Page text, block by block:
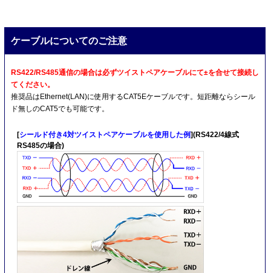
ケーブルについてのご注意
RS422/RS485通信の場合は必ずツイストペアケーブルにて±を合せて接続し
てください。
推奨品はEthernet(LAN)に使用するCAT5Eケーブルです。短距離ならシール
ド無しのCAT5でも可能です。
[シールド付き4対ツイストペアケーブルを使用した例](RS422/4線式
RS485の場合)